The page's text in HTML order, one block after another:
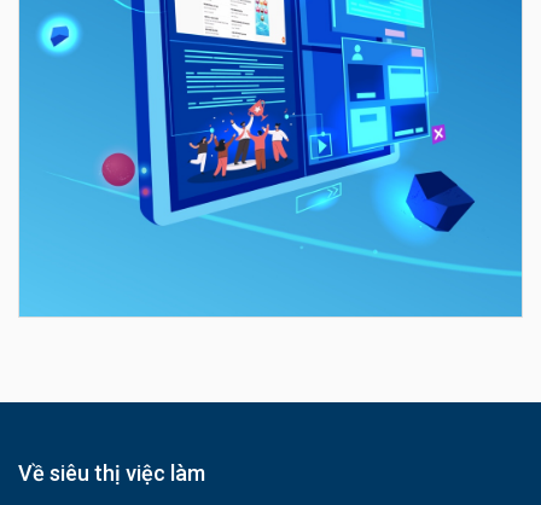
Về siêu thị việc làm